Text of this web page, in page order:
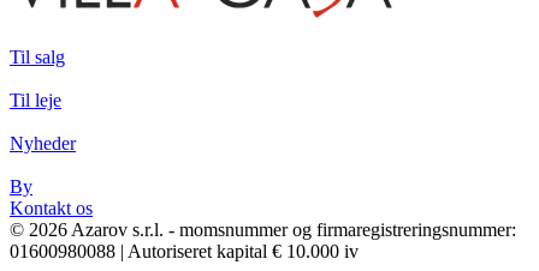
Til salg
Til leje
Nyheder
By
Kontakt os
© 2026 Azarov s.r.l. - momsnummer og firmaregistreringsnummer:
01600980088 | Autoriseret kapital € 10.000 iv